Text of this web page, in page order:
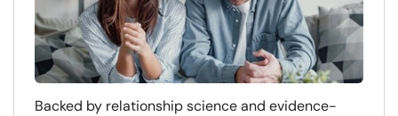
Backed by relationship science and evidence-